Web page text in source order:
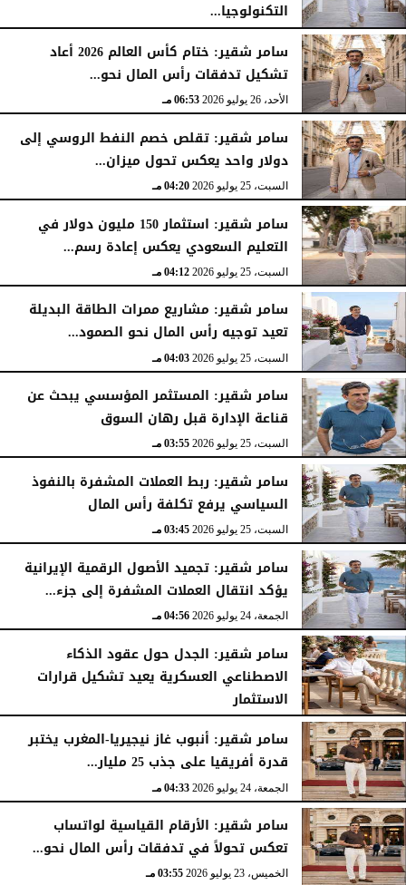
التكنولوجيا...
الأحد، 26 يوليو 2026 07:03 مـ
سامر شقير: ختام كأس العالم 2026 أعاد
تشكيل تدفقات رأس المال نحو...
الأحد، 26 يوليو 2026 06:53 مـ
سامر شقير: تقلص خصم النفط الروسي إلى
دولار واحد يعكس تحول ميزان...
السبت، 25 يوليو 2026 04:20 مـ
سامر شقير: استثمار 150 مليون دولار في
التعليم السعودي يعكس إعادة رسم...
السبت، 25 يوليو 2026 04:12 مـ
سامر شقير: مشاريع ممرات الطاقة البديلة
تعيد توجيه رأس المال نحو الصمود...
السبت، 25 يوليو 2026 04:03 مـ
سامر شقير: المستثمر المؤسسي يبحث عن
قناعة الإدارة قبل رهان السوق
السبت، 25 يوليو 2026 03:55 مـ
سامر شقير: ربط العملات المشفرة بالنفوذ
السياسي يرفع تكلفة رأس المال
السبت، 25 يوليو 2026 03:45 مـ
سامر شقير: تجميد الأصول الرقمية الإيرانية
يؤكد انتقال العملات المشفرة إلى جزء...
الجمعة، 24 يوليو 2026 04:56 مـ
سامر شقير: الجدل حول عقود الذكاء
الاصطناعي العسكرية يعيد تشكيل قرارات
الاستثمار
الجمعة، 24 يوليو 2026 04:45 مـ
سامر شقير: أنبوب غاز نيجيريا-المغرب يختبر
قدرة أفريقيا على جذب 25 مليار...
الجمعة، 24 يوليو 2026 04:33 مـ
سامر شقير: الأرقام القياسية لواتساب
تعكس تحولاً في تدفقات رأس المال نحو...
الخميس، 23 يوليو 2026 03:55 مـ